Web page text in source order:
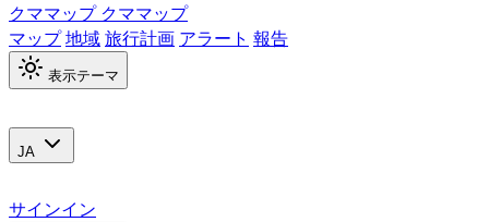
クママップ クママップ
マップ地域旅行計画 アラート 報告
表示テーマ
JA
サインイン